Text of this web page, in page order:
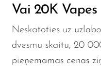
Vai 20K Vapes
Neskatoties uz
dvesmu skaitu, 20
pieņemamas cenas